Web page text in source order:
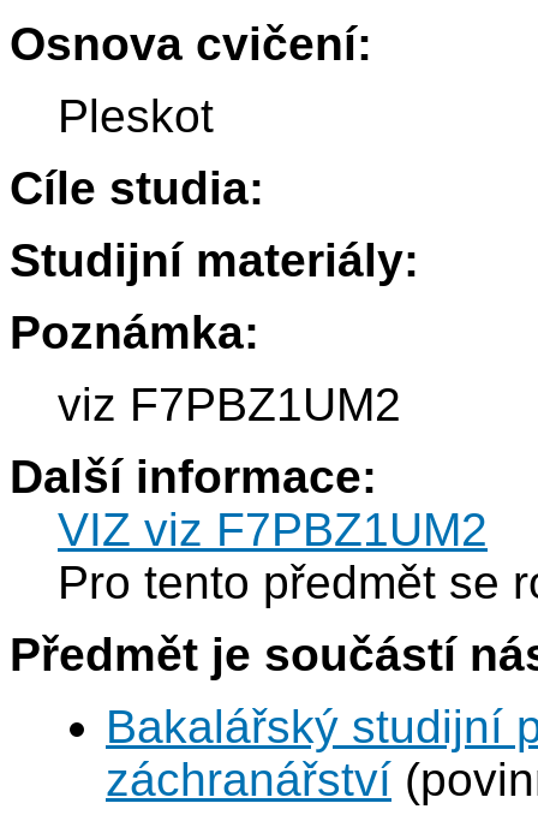
Osnova cvičení:
Pleskot
Cíle studia:
Studijní materiály:
Poznámka:
viz F7PBZ1UM2
Další informace:
VIZ viz F7PBZ1UM2
Pro tento předmět se
Předmět je součástí
Bakalářský studijní
záchranářství